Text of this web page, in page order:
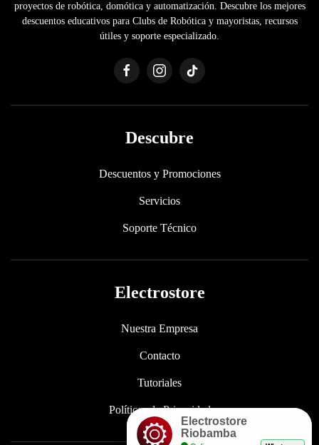
proyectos de robótica, domótica y automatización. Descubre los mejores
descuentos educativos para Clubs de Robótica y mayoristas, recursos
útiles y soporte especializado.
Descubre
Descuentos y Promociones
Servicios
Soporte Técnico
Electrostore
Nuestra Empresa
Contacto
Tutoriales
Políticas de Privacidad
Electrostore
Riobamba